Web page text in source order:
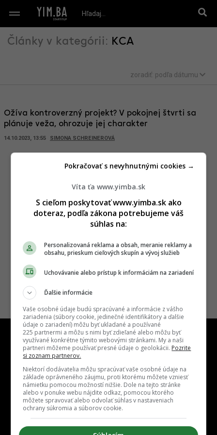
Články v kategórii: KCA
zoradiť: podľa dátumu
Ožíva kontroverzný projekt? V pokojnej štvrti sa
plánuje veža, ohrozuje jej charakter
14.10.2023, 13:55 SIMONA SCHREINEROVÁ
Kontakt Inzercia Cenník Redakcia Kariéra
Víta ťa www.yimba.sk
S cieľom poskytovať www.yimba.sk ako
doteraz, podľa zákona potrebujeme váš
súhlas na:
Personalizovaná reklama a obsah, meranie reklamy a
obsahu, prieskum cieľových skupín a vývoj služieb
Uchovávanie alebo prístup k informáciám na zariadení
Ďalšie informácie
Vaše osobné údaje budú spracúvané a informácie z vášho
zariadenia (súbory cookie, jedinečné identifikátory a ďalšie
údaje o zariadení) môžu byť ukladané a používané
225 partnermi a môžu s nimi byť zdieľané alebo môžu byť
využívané konkrétne týmito webovými stránkami. My a naši
partneri môžeme používať presné údaje o geolokácii. Pozrite
si zoznam partnerov.
Niektorí dodávatelia môžu spracúvať vaše osobné údaje na
základe oprávneného záujmu, proti ktorému môžete vzniesť
námietku pomocou možností nižšie. Dole na tejto stránke
alebo v ponuke webu nájdite odkaz, pomocou ktorého
môžete spravovať alebo odvolať súhlas v nastaveniach
ochrany súkromia a súborov cookie.
Pokračovať s nevyhnutnými cookies →